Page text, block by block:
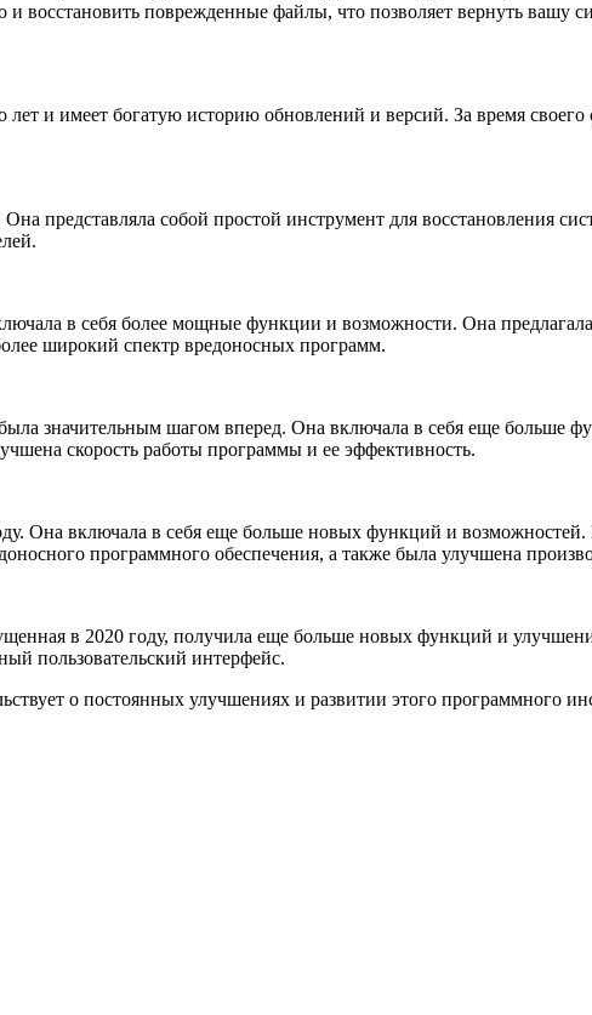
восстановить поврежденные файлы, что позволяет вернуть вашу
и имеет богатую историю обновлений и версий. За время
представляла собой простой инструмент для восстановления
в себя более мощные функции и возможности. Она
широкий спектр вредоносных программ.
значительным шагом вперед. Она включала в себя еще больше
скорость работы программы и ее эффективность.
Она включала в себя еще больше новых функций и
программного обеспечения, а также была улучшена
в 2020 году, получила еще больше новых функций и
пользовательский интерфейс.
о постоянных улучшениях и развитии этого программного